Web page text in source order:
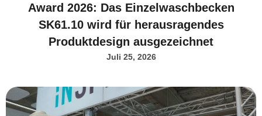
Award 2026: Das Einzelwaschbecken
SK61.10 wird für herausragendes
Produktdesign ausgezeichnet
Juli 25, 2026